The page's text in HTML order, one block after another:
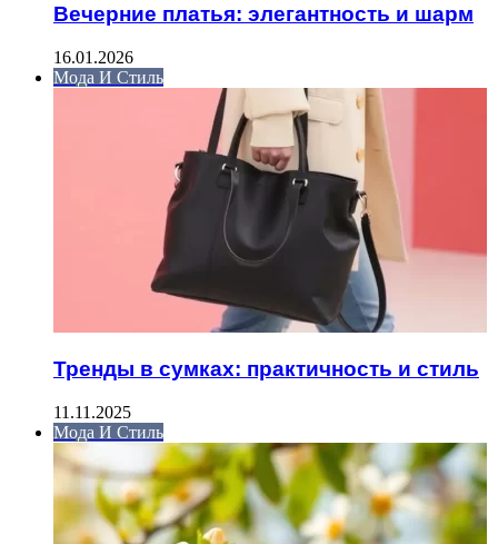
Вечерние платья: элегантность и шарм
16.01.2026
Мода И Стиль
Тренды в сумках: практичность и стиль
11.11.2025
Мода И Стиль